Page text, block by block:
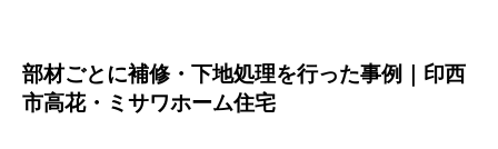
部材ごとに補修・下地処理を行った事例｜印西
市高花・ミサワホーム住宅